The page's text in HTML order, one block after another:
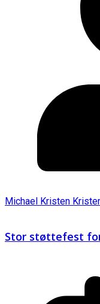
Michael Kristen
Stor støttefest